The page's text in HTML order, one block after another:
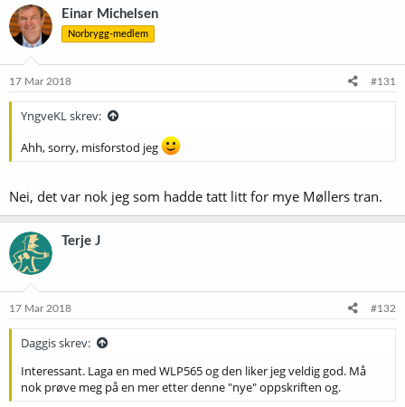
k
s
j
o
e
Einar Michelsen
Norbrygg-medlem
17 Mar 2018 #131
YngveKL skrev:
Ahh, sorry, misforstod jeg
Nei, det var nok jeg som hadde tatt litt for mye Møllers tran.
Terje J
17 Mar 2018 #132
Daggis skrev:
Interessant. Laga en med WLP565 og den liker jeg veldig god. Må
nok prøve meg på en mer etter denne "nye" oppskriften og.